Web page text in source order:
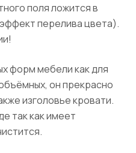
поля ложится в
перелива цвета).
форм мебели как для
он прекрасно
изголовье кровати.
так как имеет